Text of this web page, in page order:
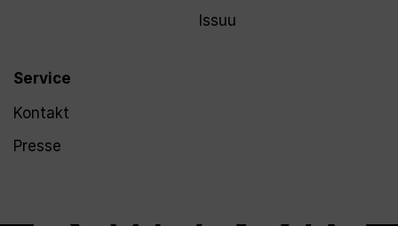
Service
Kontakt
Presse
Issuu